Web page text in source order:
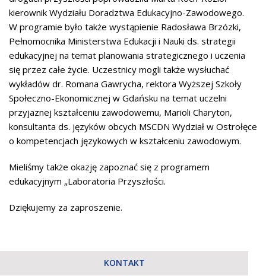
kierownik Wydziału Doradztwa Edukacyjno-Zawodowego.
W programie było także wystąpienie Radosława Brzózki,
Pełnomocnika Ministerstwa Edukacji i Nauki ds. strategii
edukacyjnej na temat planowania strategicznego i uczenia
się przez całe życie. Uczestnicy mogli także wysłuchać
wykładów dr. Romana Gawrycha, rektora Wyższej Szkoły
Społeczno-Ekonomicznej w Gdańsku na temat uczelni
przyjaznej kształceniu zawodowemu, Marioli Charyton,
konsultanta ds. języków obcych MSCDN Wydział w Ostrołęce
o kompetencjach językowych w kształceniu zawodowym.
Mieliśmy także okazję zapoznać się z programem
edukacyjnym „Laboratoria Przyszłości.
Dziękujemy za zaproszenie.
KONTAKT